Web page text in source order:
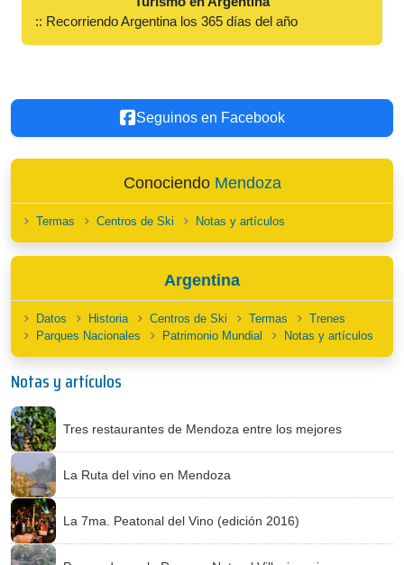
:: Recorriendo Argentina los 365 días del año
Seguinos en Facebook
Conociendo Mendoza
Termas Centros de Ski Notas y artículos
Argentina
Datos Historia Centros de Ski Termas
Trenes
Parques Nacionales
Patrimonio Mundial Notas y artículos
Notas y artículos
Tres restaurantes de Mendoza entre los mejores
La Ruta del vino en Mendoza
La 7ma. Peatonal del Vino (edición 2016)